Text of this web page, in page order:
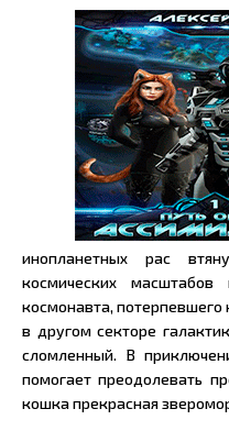
инопланетных рас
космических
космонавта, потерпевшего
в другом секторе
сломленный. В
помогает преодолевать
кошка прекрасная